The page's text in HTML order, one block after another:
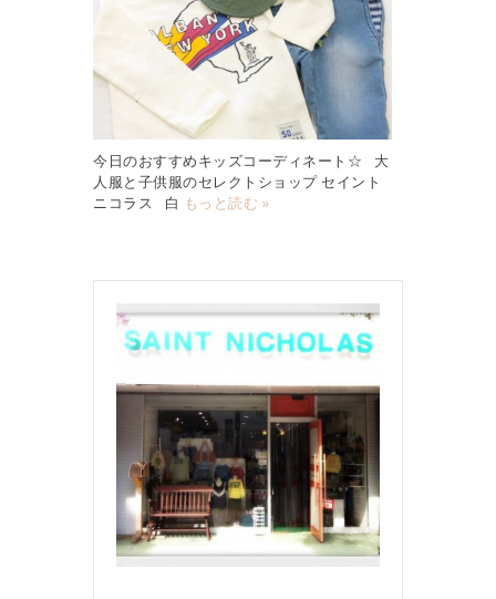
今日のおすすめキッズコーディネート☆ 大
人服と子供服のセレクトショップ セイント
ニコラス 白 もっと読む »